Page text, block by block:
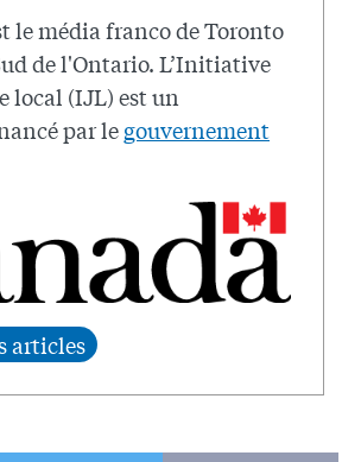
le média franco de Toronto
de l'Ontario. L’Initiative
local (IJL) est un
par legouvernement